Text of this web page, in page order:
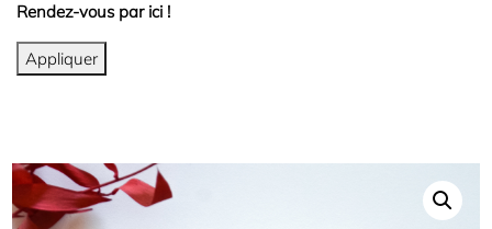
Rendez-vous par ici !
Appliquer